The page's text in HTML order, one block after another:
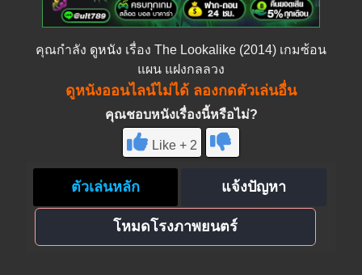
คุณกำลัง ดูหนัง เรื่อง The Lookalike (2014) เกมซ้อน
แผน แฝงกลลวง
ดูหนังออนไลน์ไม่ได้ ลองกดตัวเล่นอื่น
คุณชอบหนังเรื่องนี้หรือไม่?
Like + 2
ตัวเล่นหลัก แจ้งปัญหา
โหมดโรงภาพยนตร์